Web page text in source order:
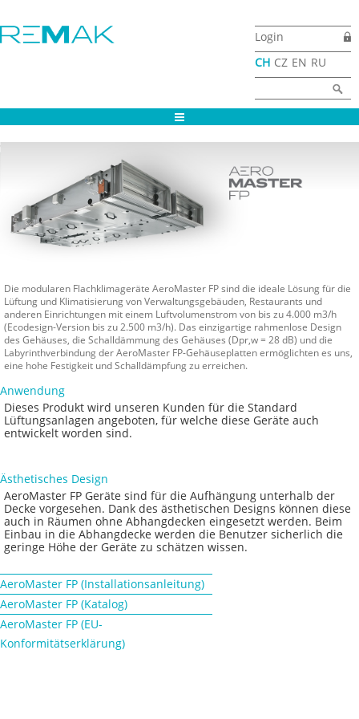
Login
CH CZ EN RU
Die modularen Flachklimageräte AeroMaster FP sind die ideale Lösung für die
Lüftung und Klimatisierung von Verwaltungsgebäuden, Restaurants und
anderen Einrichtungen mit einem Luftvolumenstrom von bis zu 4.000 m3/h
(Ecodesign-Version bis zu 2.500 m3/h). Das einzigartige rahmenlose Design
des Gehäuses, die Schalldämmung des Gehäuses (Dpr,w = 28 dB) und die
Labyrinthverbindung der AeroMaster FP-Gehäuseplatten ermöglichten es uns,
eine hohe Festigkeit und Schalldämpfung zu erreichen.
Anwendung
Dieses Produkt wird unseren Kunden für die Standard
Lüftungsanlagen angeboten, für welche diese Geräte auch
entwickelt worden sind.
Ästhetisches Design
AeroMaster FP Geräte sind für die Aufhängung unterhalb der
Decke vorgesehen. Dank des ästhetischen Designs können diese
auch in Räumen ohne Abhangdecken eingesetzt werden. Beim
Einbau in die Abhangdecke werden die Benutzer sicherlich die
geringe Höhe der Geräte zu schätzen wissen.
AeroMaster FP (Installationsanleitung)
AeroMaster FP (Katalog)
AeroMaster FP (EU-
Konformitätserklärung)